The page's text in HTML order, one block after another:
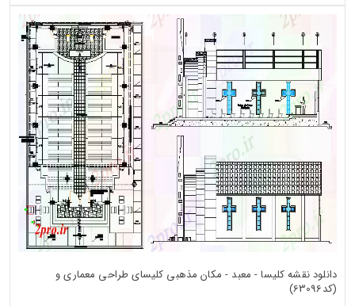
دانلود نقشه کلیسا - معبد - مکان مذهبی کلیسای طراحی معماری و
(کد63096)